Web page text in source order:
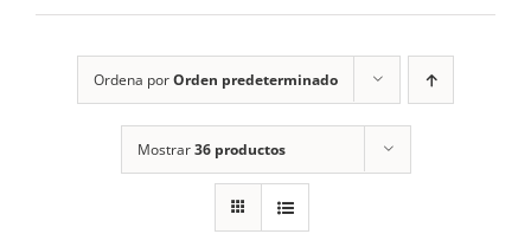
RECURSOS
NOTICIAS
CONTACTO
Ordena porOrden predeterminado
Mostrar36 productos